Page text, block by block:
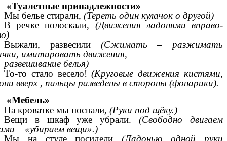
«Туалетные принадлежности»
Мы белье стирали, (Тереть один кулачок о другой)
В речке полоскали, (Движения ладонями вправо-
Выжали, развесили(Сжимать – разжимать
имитировать движения,
развешивание белья)
То-то стало весело!(Круговые движения кистями,
вверх , пальцы разведены в стороны (фонарики).
«Мебель»
На кроватке мы поспали, (Руки под щёку.)
Вещи в шкаф уже убрали.(Свободно двигаем
– «убираем вещи».)
Мы на стуле посидели(Ладонью одной руки